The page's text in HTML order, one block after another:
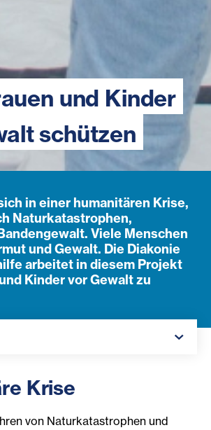
und Kinder
schützen
in einer humanitären Krise,
Naturkatastrophen,
Viele Menschen
und Gewalt. Die Diakonie
arbeitet in diesem Projekt
Kinder vor Gewalt zu
Krise
von Naturkatastrophen und